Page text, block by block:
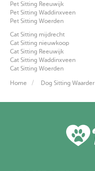
Pet Sitting Reeuwijk
Pet Sitting Waddinxveen
Pet Sitting Woerden
Cat Sitting mijdrecht
Cat Sitting nieuwkoop
Cat Sitting Reeuwijk
Cat Sitting Waddinxveen
Cat Sitting Woerden
Home Dog Sitting Waarder